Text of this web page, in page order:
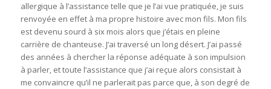
allergique à l’assistance telle que je l’ai vue pratiquée, je suis
renvoyée en effet à ma propre histoire avec mon fils. Mon fils
est devenu sourd à six mois alors que j’étais en pleine
carrière de chanteuse. J’ai traversé un long désert. J’ai passé
des années à chercher la réponse adéquate à son impulsion
à parler, et toute l’assistance que j’ai reçue alors consistait à
me convaincre qu’il ne parlerait pas parce que, à son degré de